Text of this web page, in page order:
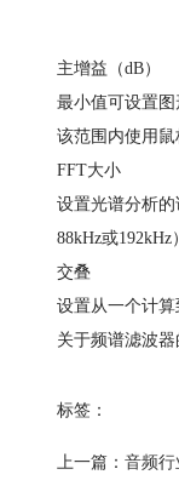
主增益（dB）
最小值可设置
该范围内使用鼠
FFT大小
设置光谱分析
88kHz或
交叠
设置从一个计
关于频谱滤波
标签：
上一篇：音频行